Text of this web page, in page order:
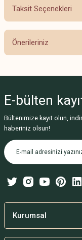
Taksit Seçenekleri
Önerileriniz
Görüş ve önerileriniz
Ürün resmi
Ürün
Ürün bilgilerinde
Bu ürüne benzer
E-bülten
Bültenimize kayıt olun,
haberiniz olsun!
Kurumsal